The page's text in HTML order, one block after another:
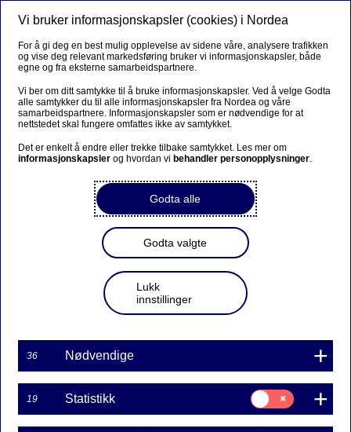
Vi bruker informasjonskapsler (cookies) i Nordea
For å gi deg en best mulig opplevelse av sidene våre, analysere trafikken
og vise deg relevant markedsføring bruker vi informasjonskapsler, både
egne og fra eksterne samarbeidspartnere.
Vi ber om ditt samtykke til å bruke informasjonskapsler. Ved å velge Godta
alle samtykker du til alle informasjonskapsler fra Nordea og våre
samarbeidspartnere. Informasjonskapsler som er nødvendige for at
nettstedet skal fungere omfattes ikke av samtykket.
Det er enkelt å endre eller trekke tilbake samtykket. Les mer om
informasjonskapsler og hvordan vi behandler personopplysninger.
Godta alle
Godta valgte
Lukk
innstillinger
36 Nødvendige
19 Statistikk
Samtykke
til:
Statistikk